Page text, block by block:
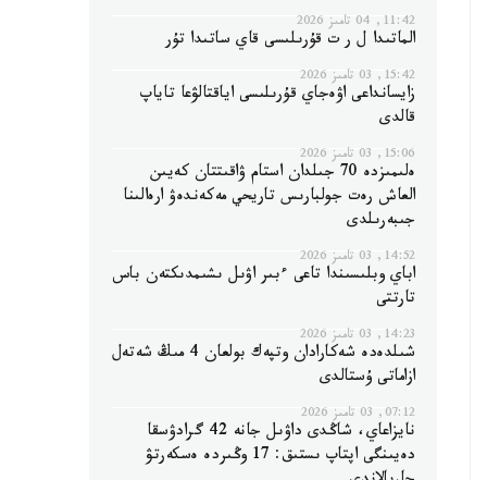
11:42, 04 تامىز 2026
الماتىدا ل ر ت قۇرىلىسى قاي ساتىدا تۇر
15:42, 03 تامىز 2026
زايسانداعى اۋەجاي قۇرىلىسى اياقتالۋعا تاياپ
قالدى
15:06, 03 تامىز 2026
ەلىمىزدە 70 جىلدان استام ۋاقىتتان كەيىن
العاش رەت جولبارىس تاريحي مەكەندەۋ ارەالىنا
جىبەرىلدى
14:52, 03 تامىز 2026
اباي وبلىسىندا تاعى ءبىر اۋىل ىشىمدىكتەن باس
تارتتى
14:23, 03 تامىز 2026
شىلدەدە شەكارادان وتپەك بولعان 4 مىڭ شەتەل
ازاماتى ۇستالدى
07:12, 03 تامىز 2026
نايزاعاي، شاڭدى داۋىل جانە 42 گرادۋسقا
دەيىنگى اپتاپ ىستىق: 17 وڭىردە ەسكەرتۋ